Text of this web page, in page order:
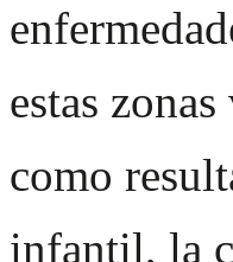
estas
como
infantil, la